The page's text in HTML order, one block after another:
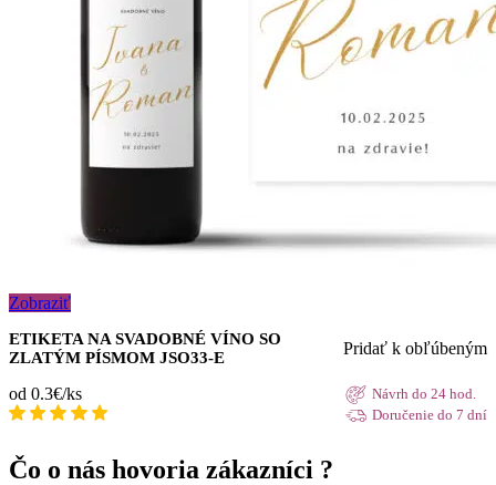
Zobraziť
ETIKETA NA SVADOBNÉ VÍNO SO
ZLATÝM PÍSMOM JSO33-E
Pridať k obľúbeným
od 0.3€/ks
Návrh do 24 hod.
Doručenie do 7 dní
Čo o nás hovoria zákazníci ?